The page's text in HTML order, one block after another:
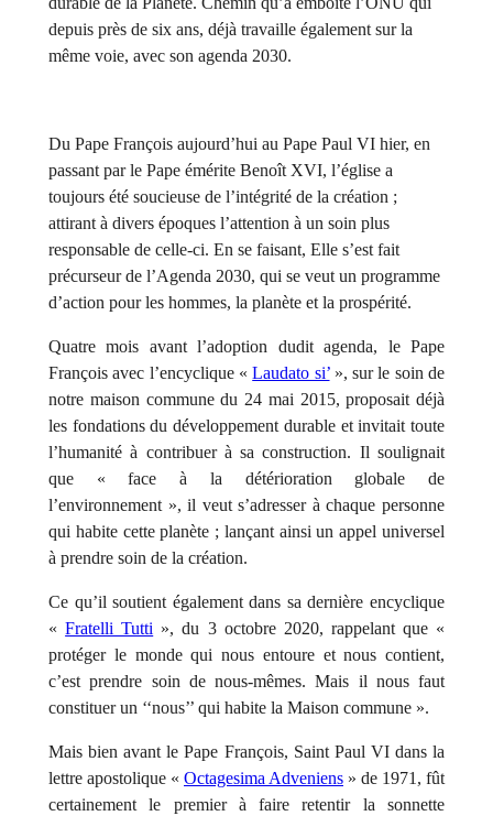
depuis près de six ans, déjà travaille également sur la
même voie, avec son agenda 2030.
Du Pape François aujourd’hui au Pape Paul VI hier, en
passant par le Pape émérite Benoît XVI, l’église a
toujours été soucieuse de l’intégrité de la création ;
attirant à divers époques l’attention à un soin plus
responsable de celle-ci. En se faisant, Elle s’est fait
précurseur de l’Agenda 2030, qui se veut un programme
d’action pour les hommes, la planète et la prospérité.
Quatre mois avant l’adoption dudit agenda, le Pape
François avec l’encyclique «Laudato si’», sur le soin de
notre maison commune du 24 mai 2015, proposait déjà
les fondations du développement durable et invitait toute
l’humanité à contribuer à sa construction. Il soulignait
que « face à la détérioration globale de
l’environnement », il veut s’adresser à chaque personne
qui habite cette planète ; lançant ainsi un appel universel
à prendre soin de la création.
Ce qu’il soutient également dans sa dernière encyclique
«Fratelli Tutti », du 3 octobre 2020, rappelant que «
protéger le monde qui nous entoure et nous contient,
c’est prendre soin de nous-mêmes. Mais il nous faut
constituer un ‘‘nous’’ qui habite la Maison commune ».
Mais bien avant le Pape François, Saint Paul VI dans la
lettre apostolique « Octagesima Adveniens » de 1971, fût
certainement le premier à faire retentir la sonnette